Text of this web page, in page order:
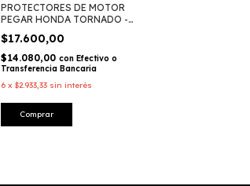
PROTECTORES DE MOTOR
PEGAR HONDA TORNADO -
$17.600,00
$14.080,00 con Efectivo o
Transferencia Bancaria
6 x $2.933,33 sin interés
Comprar